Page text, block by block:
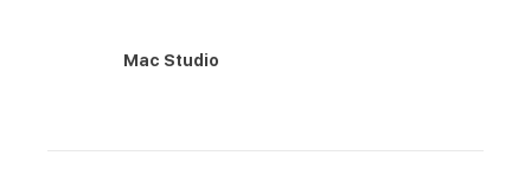
Mac Studio